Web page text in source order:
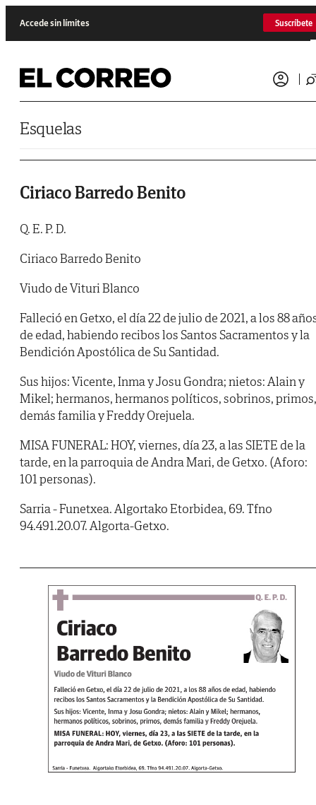
Accede sin límites Suscríbete
Esquelas
Ciriaco Barredo Benito
Q. E. P. D.
Ciriaco Barredo Benito
Viudo de Vituri Blanco
Falleció en Getxo, el día 22 de julio de 2021, a los 88
de edad, habiendo recibos los Santos Sacramentos y la
Bendición Apostólica de Su Santidad.
Sus hijos: Vicente, Inma y Josu Gondra; nietos: Alain y
Mikel; hermanos, hermanos políticos, sobrinos, primos,
demás familia y Freddy Orejuela.
MISA FUNERAL: HOY, viernes, día 23, a las SIETE de la
tarde, en la parroquia de Andra Mari, de Getxo. (Aforo:
101 personas).
Sarria - Funetxea. Algortako Etorbidea, 69. Tfno
94.491.20.07. Algorta-Getxo.